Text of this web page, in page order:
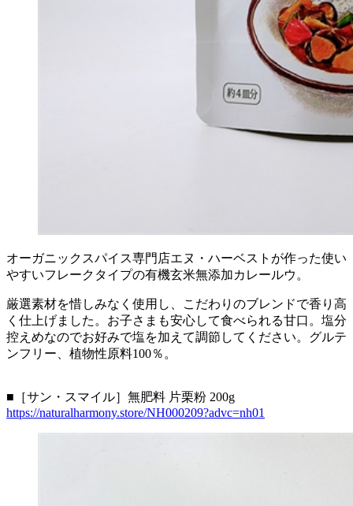
オーガニックスパイス専門店エヌ・ハーベストが作った使い
やすいフレークタイプの有機玄米無添加カレールウ。
厳選素材を惜しみなく使用し、こだわりのブレンドで香り高
く仕上げました。お子さまも安心して食べられる甘口。塩分
控えめなのでお好みで塩を加えて調節してください。グルテ
ンフリー、植物性原料100％。
■［サン・スマイル］無肥料 片栗粉 200g
https://naturalharmony.store/NH000209?advc=nh01